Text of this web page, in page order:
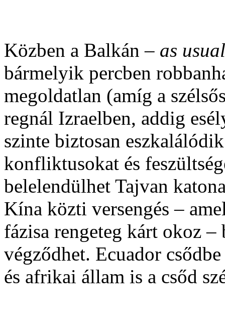
Közben a Balkán – as usual
bármelyik percben
megoldatlan (amíg a
regnál Izraelben, addig
szinte biztosan
konfliktusokat és
belelendülhet Tajvan
Kína közti versengés –
fázisa rengeteg kárt okoz –
végződhet. Ecuador
és afrikai állam is a csőd